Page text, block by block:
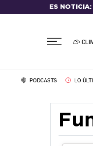
ES NOTICIA:
PODCASTS LO